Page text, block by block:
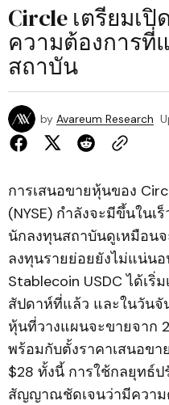
Circle เตรียมเปิ
ความต้องการที่
สถาบัน
by Avareum Research
การเสนอขายหุ้นของ
(NYSE) กำลังจะมีขึ้นใน
นักลงทุนสถาบันดูเหมือน
ลงทุนรายย่อยยังไม่แน่น
Stablecoin USDC ได้เริ่
สัปดาห์ที่แล้ว และในวัน
หุ้นที่วางแผนจะขายจาก
พร้อมกับตั้งราคาเสนอขา
$28 ทั้งนี้ การใช้กลยุทธ์
สัญญาณชัดเจนว่ามีความ